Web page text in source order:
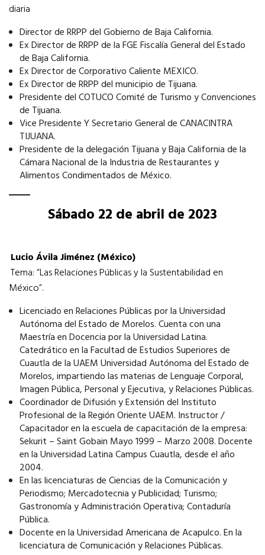
diaria
Director de RRPP del Gobierno de Baja California.
Ex Director de RRPP de la FGE Fiscalía General del Estado
de Baja California.
Ex Director de Corporativo Caliente MEXICO.
Ex Director de RRPP del municipio de Tijuana.
Presidente del COTUCO Comité de Turismo y Convenciones
de Tijuana.
Vice Presidente Y Secretario General de CANACINTRA
TIJUANA.
Presidente de la delegación Tijuana y Baja California de la
Cámara Nacional de la Industria de Restaurantes y
Alimentos Condimentados de México.
Sábado 22 de abril de 2023
Lucio Ávila Jiménez (México)
Tema: “Las Relaciones Públicas y la Sustentabilidad en
México”.
Licenciado en Relaciones Públicas por la Universidad
Autónoma del Estado de Morelos. Cuenta con una
Maestría en Docencia por la Universidad Latina.
Catedrático en la Facultad de Estudios Superiores de
Cuautla de la UAEM Universidad Autónoma del Estado de
Morelos, impartiendo las materias de Lenguaje Corporal,
Imagen Pública, Personal y Ejecutiva, y Relaciones Públicas.
Coordinador de Difusión y Extensión del Instituto
Profesional de la Región Oriente UAEM. Instructor /
Capacitador en la escuela de capacitación de la empresa:
Sekurit – Saint Gobain Mayo 1999 – Marzo 2008. Docente
en la Universidad Latina Campus Cuautla, desde el año
2004.
En las licenciaturas de Ciencias de la Comunicación y
Periodismo; Mercadotecnia y Publicidad; Turismo;
Gastronomía y Administración Operativa; Contaduría
Pública.
Docente en la Universidad Americana de Acapulco. En la
licenciatura de Comunicación y Relaciones Públicas.